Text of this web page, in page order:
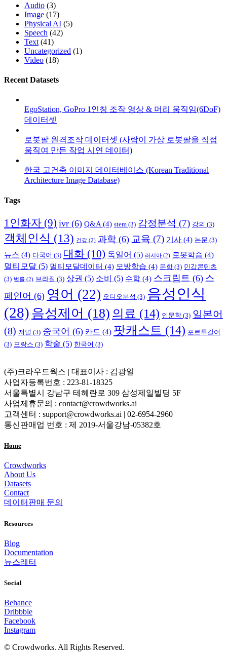
Audio (3)
Image (17)
Physical AI (5)
Speech (42)
Text (41)
Uncategorized (1)
Video (18)
Recent Datasets
EgoStation, GoPro 1인칭 조작 영상 & 머리 움직임(6DoF)
데이터셋
로봇팔 원격조작 데이터셋 (사람이 가상 로봇팔을 직접
움직여 만든 작업 시연 데이터)
한국 고건축 이미지 데이터베이스 (Korean Traditional
Architecture Image Database)
Tags
1인화자 (9) ivr (6) Q&A (4) stem (3) 감정분석 (7) 강의 (3)
객체인식 (13) 건강 (2) 과학 (6) 교육 (7) 기사 (4) 논문 (3)
뉴스 (4) 다국어 (3) 대화 (10) 독일어 (5) 러시아 (2) 로봇학습 (4)
멀티모달 (5) 멀티모달데이터 (4) 모방학습 (4) 문항 (3) 민감콘텐츠
(3) 법률 (2) 브라질 (3) 상권 (5) 소비 (5) 수학 (4) 스크립트 (6) 스
페인어 (6) 영어 (22) 오디오분석 (3) 음성인식
(28) 음성제어 (18) 의료 (14) 인문학 (3) 일본어
(8) 저널 (3) 중국어 (6) 카드 (4) 팟캐스트 (14) 포르투갈어
(3) 프랑스 (3) 학술 (5) 한국어 (3)
(주)크라우드웍스 | 대표이사 : 김광일
사업자등록번호 : 223-81-18325
서울특별시 강남구 테헤란로 309 삼성제일빌딩 5F
사업제휴문의 : contact@crowdworks.ai
고객센터 : support@crowdworks.ai | 02-6954-2960
통신판매업 번호 : 제 2019-서울강남-05382호
Home
Crowdworks
About Us
Datasets
Contact
데이터판매 문의
Resources
Blog
Documentation
뉴스레터
Social
Behance
Dribbble
Facebook
Instagram
© Crowdworks. All Rights Reserved.